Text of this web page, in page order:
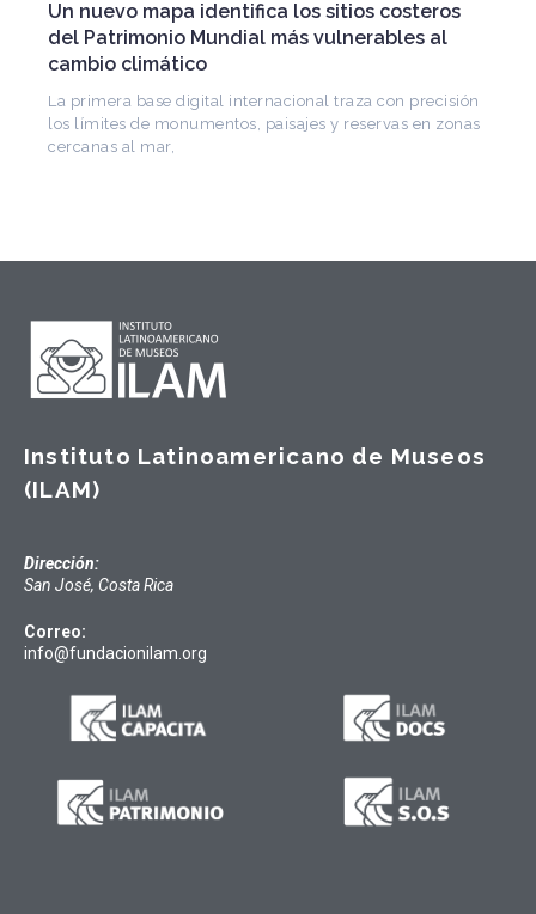
patrimonio iberoamericano
Arquitecto, historiador e Investigador Superior del
CONICET, fundó el CEDODAL e impulsó los
de Arquitectura Latinoamericana. Publicó más de
Instituto Latinoamericano de Museos
(ILAM)
Dirección:
San José, Costa Rica
Correo:
info@fundacionilam.org